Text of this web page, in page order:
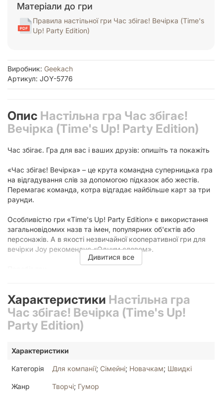
Матеріали до гри
Правила настільної гри Час збігає! Вечірка (Time's
Up! Party Edition)
Виробник: Geekach
Артикул: JOY-5776
Опис Настільна гра Час збігає!
Вечірка (Time's Up! Party Edition)
Час збігає. Гра для вас і ваших друзів: опишіть та покажіть
«Час збігає! Вечірка» – це крута командна суперницька гра
на відгадування слів за допомогою підказок або жестів.
Перемагає команда, котра відгадає найбільше карт за три
раунди.
Особливістю гри «Time's Up! Party Edition» є використання
загальновідомих назв та імен, популярних об'єктів або
персонажів. А в якості незвичайної кооперативної гри для
вечірки Joy рекомендує «Одним словом».
На початку партії потрібно сформувати колоду з 40
випадкових карт і обрати жовту або синю сторону. Гравці
діляться на 2-4 команди, від 2 людей в кожній.
Команди ходять по черзі за годинниковою стрілкою, доки
обмежений пісковим годинником, команди суперників
Слова необхідно пояснювати згідно правил раунду – в
зробити підказку лише одним словом, а в третьому –
Дивитися все
Характеристики Настільна гра
Час збігає! Вечірка (Time's Up!
Party Edition)
Характеристики
Категорія Для компанії; Сімейні; Новачкам; Швидкі
Жанр Творчі; Гумор